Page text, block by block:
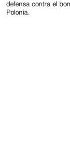
defensa contra el
Polonia.